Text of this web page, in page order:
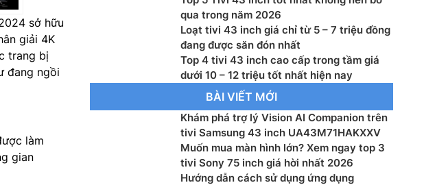
sở hữu
giải 4K
trang bị
đang ngồi
làm
gian
Bộ xử lý: AiPQ PRO PROCESSOR
Tổng công suất loa: 30 W
Truyền thanh Kỹ thuật số: DVB-T2 (*VN: DVB-T2C)
Nguồn cấp điện AC100-240V~ 50/60Hz
Mức tiêu thụ nguồn (Tối đa): – W
Điều khiển thông minh: Có
qua trong năm 2026
Loạt tivi 43 inch giá chỉ từ 5 – 7 triệu đồng
đang được săn đón nhất
Top 4 tivi 43 inch cao cấp trong tầm giá
dưới 10 – 12 triệu tốt nhất hiện nay
BÀI VIẾT MỚI
Khám phá trợ lý Vision AI Companion trên
tivi Samsung 43 inch UA43M71HAKXXV
Muốn mua màn hình lớn? Xem ngay top 3
tivi Sony 75 inch giá hời nhất 2026
Hướng dẫn cách sử dụng ứng dụng